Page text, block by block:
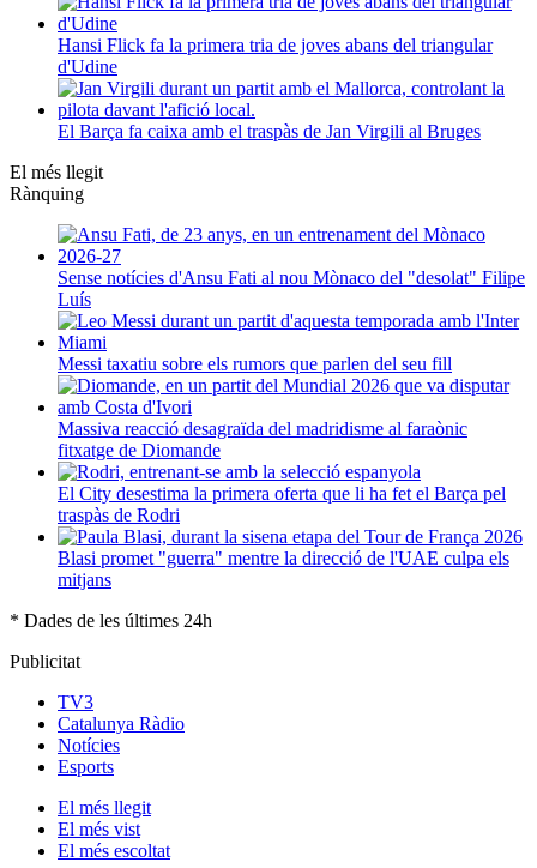
Hansi Flick fa la primera tria de joves abans del triangular
d'Udine
El Barça fa caixa amb el traspàs de Jan Virgili al Bruges
El més llegit
Rànquing
Sense notícies d'Ansu Fati al nou Mònaco del "desolat" Filipe
Luís
Messi taxatiu sobre els rumors que parlen del seu fill
Massiva reacció desagraïda del madridisme al faraònic
fitxatge de Diomande
El City desestima la primera oferta que li ha fet el Barça pel
traspàs de Rodri
Blasi promet "guerra" mentre la direcció de l'UAE culpa els
mitjans
* Dades de les últimes 24h
Publicitat
TV3
Catalunya Ràdio
Notícies
Esports
El més llegit
El més vist
El més escoltat